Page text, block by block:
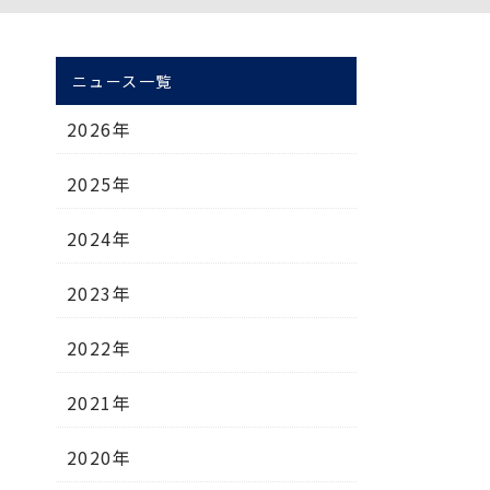
ニュース一覧
2026年
2025年
2024年
2023年
2022年
2021年
2020年